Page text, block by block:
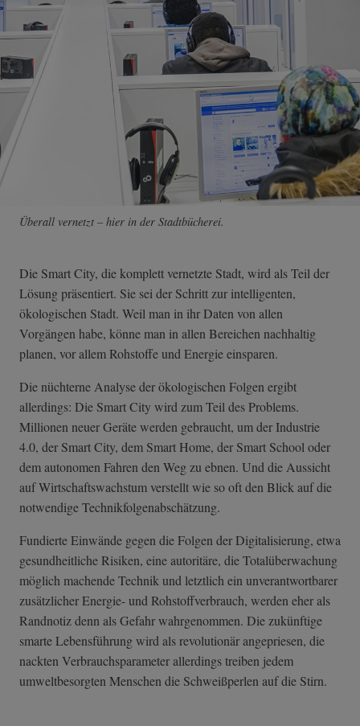
Überall vernetzt – hier in der Stadtbücherei.
Die Smart City, die komplett vernetzte Stadt, wird als Teil der
Lösung präsentiert. Sie sei der Schritt zur intelligenten,
ökologischen Stadt. Weil man in ihr Daten von allen
Vorgängen habe, könne man in allen Bereichen nachhaltig
planen, vor allem Rohstoffe und Energie einsparen.
Die nüchterne Analyse der ökologischen Folgen ergibt
allerdings: Die Smart City wird zum Teil des Problems.
Millionen neuer Geräte werden gebraucht, um der Industrie
4.0, der Smart City, dem Smart Home, der Smart School oder
dem autonomen Fahren den Weg zu ebnen. Und die Aussicht
auf Wirtschaftswachstum verstellt wie so oft den Blick auf die
notwendige Technikfolgenabschätzung.
Fundierte Einwände gegen die Folgen der Digitalisierung, etwa
gesundheitliche Risiken, eine autoritäre, die Totalüberwachung
möglich machende Technik und letztlich ein unverantwortbarer
zusätzlicher Energie- und Rohstoffverbrauch, werden eher als
Randnotiz denn als Gefahr wahrgenommen. Die zukünftige
smarte Lebensführung wird als revolutionär angepriesen, die
nackten Verbrauchsparameter allerdings treiben jedem
umweltbesorgten Menschen die Schweißperlen auf die Stirn.